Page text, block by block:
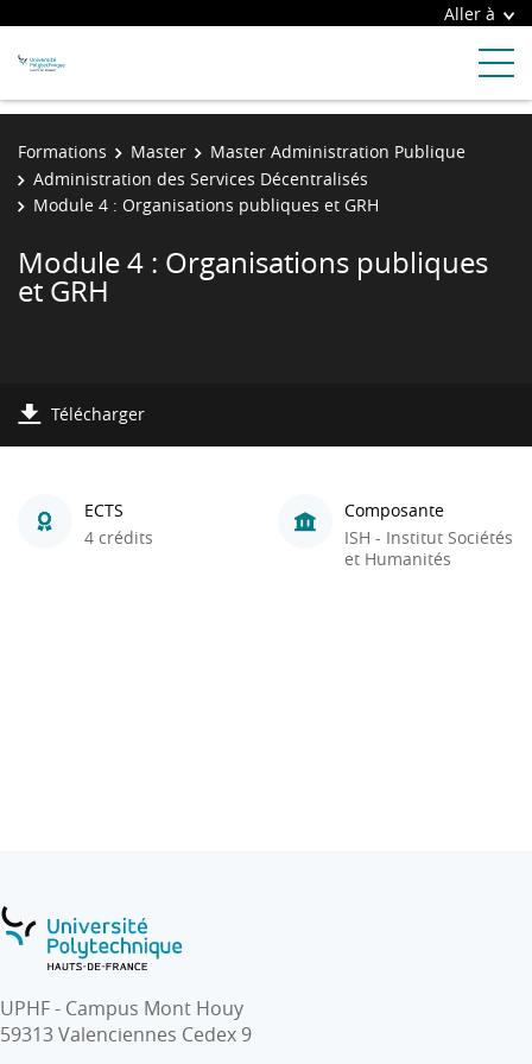
Aller à
Formations Master
Master Administration Publique
Administration des Services Décentralisés
Module 4 : Organisations publiques et GRH
Module 4 : Organisations publiques
et GRH
Télécharger
ECTS
4 crédits
Composante
ISH - Institut Sociétés
et Humanités
UPHF - Campus Mont Houy
59313 Valenciennes Cedex 9